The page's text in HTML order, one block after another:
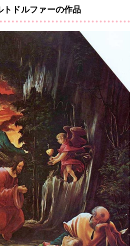
トドルファーの作品